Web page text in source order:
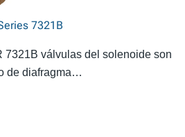
7321B
7321B válvulas del solenoide son
de diafragma…